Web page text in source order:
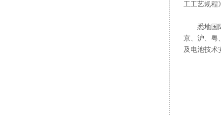
工工艺规程
悉地国
京、沪、粤
及电池技术